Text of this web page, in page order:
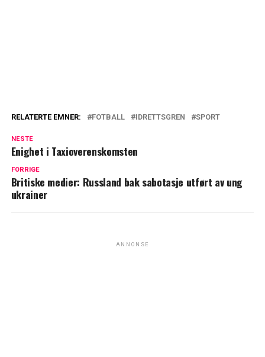
RELATERTE EMNER: FOTBALL IDRETTSGREN SPORT
NESTE
Enighet i Taxioverenskomsten
FORRIGE
Britiske medier: Russland bak sabotasje utført av ung
ukrainer
ANNONSE